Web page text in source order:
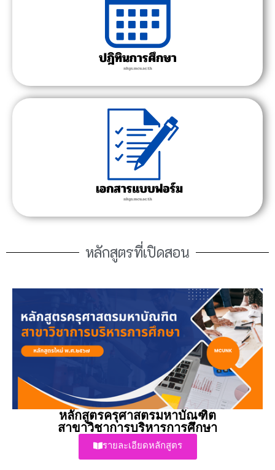
หลักสูตรที่เปิดสอน
หลักสูตรครุศาสตรมหาบัณฑิต
สาขาวิชาการบริหารการศึกษา
รายละเอียดหลักสูตร